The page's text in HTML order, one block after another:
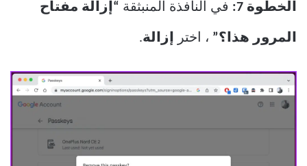
الخطوة 7: في النافذة المنبثقة “إزالة مفتاح
المرور هذا؟” ، اختر إزالة.